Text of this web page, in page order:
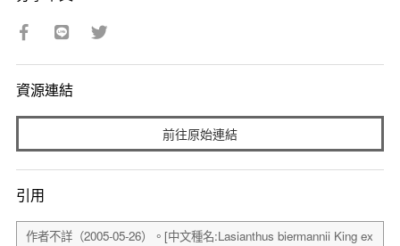
資源連結
前往原始連結
引用